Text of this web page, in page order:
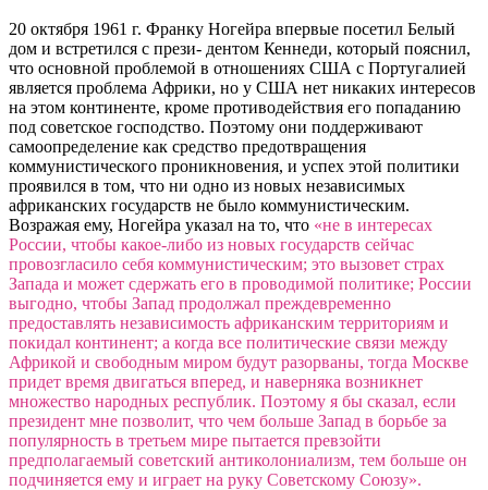
20 октября 1961 г. Франку Ногейра впервые посетил Белый
дом и встретился с прези- дентом Кеннеди, который пояснил,
что основной проблемой в отношениях США с Португалией
является проблема Африки, но у США нет никаких интересов
на этом континенте, кроме противодействия его попаданию
под советское господство. Поэтому они поддерживают
самоопределение как средство предотвращения
коммунистического проникновения, и успех этой политики
проявился в том, что ни одно из новых независимых
африканских государств не было коммунистическим.
Возражая ему, Ногейра указал на то, что «не в интересах
России, чтобы какое-либо из новых государств сейчас
провозгласило себя коммунистическим; это вызовет страх
Запада и может сдержать его в проводимой политике; России
выгодно, чтобы Запад продолжал преждевременно
предоставлять независимость африканским территориям и
покидал континент; а когда все политические связи между
Африкой и свободным миром будут разорваны, тогда Москве
придет время двигаться вперед, и наверняка возникнет
множество народных республик. Поэтому я бы сказал, если
президент мне позволит, что чем больше Запад в борьбе за
популярность в третьем мире пытается превзойти
предполагаемый советский антиколониализм, тем больше он
подчиняется ему и играет на руку Советскому Союзу».